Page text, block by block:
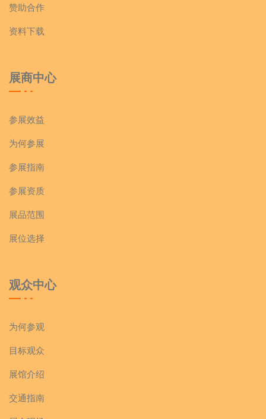
赞助合作
资料下载
展商中心
参展效益
为何参展
参展指南
参展资质
展品范围
展位选择
观众中心
为何参观
目标观众
展馆介绍
交通指南